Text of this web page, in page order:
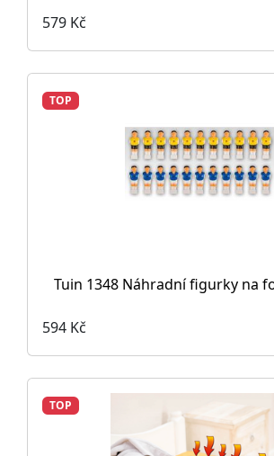
579 Kč
TOP
Tuin 1348 Náhradní figurky na
594 Kč
TOP